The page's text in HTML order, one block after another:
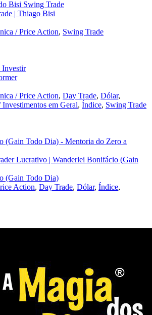
| Thiago Bisi
/ Price Action, Swing Trade
/ Price Action, Day Trade, Dólar,
em Geral, Índice, Swing Trade
Lucrativo | Wanderlei Bonifácio (Gain
(Gain Todo Dia)
Action, Day Trade, Dólar, Índice,